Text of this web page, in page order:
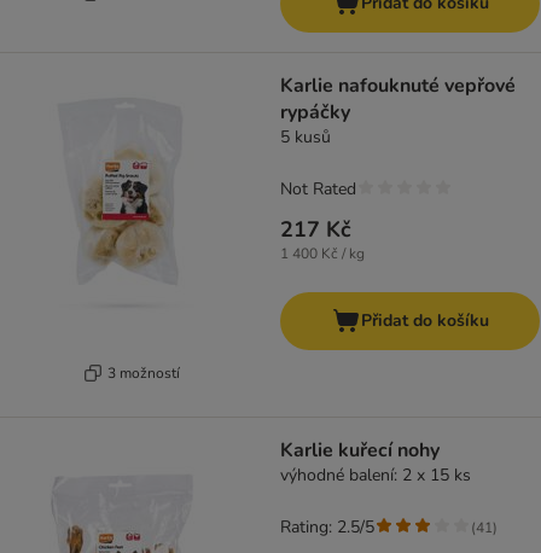
3 možností
Karlie nafouknuté vepřové
rypáčky
5 kusů
217 Kč
1 400 Kč / kg
Not Rated
Přidat do košíku
Karlie kuřecí nohy
výhodné balení: 2 x 15 ks
Rating: 2.5/5 (41)